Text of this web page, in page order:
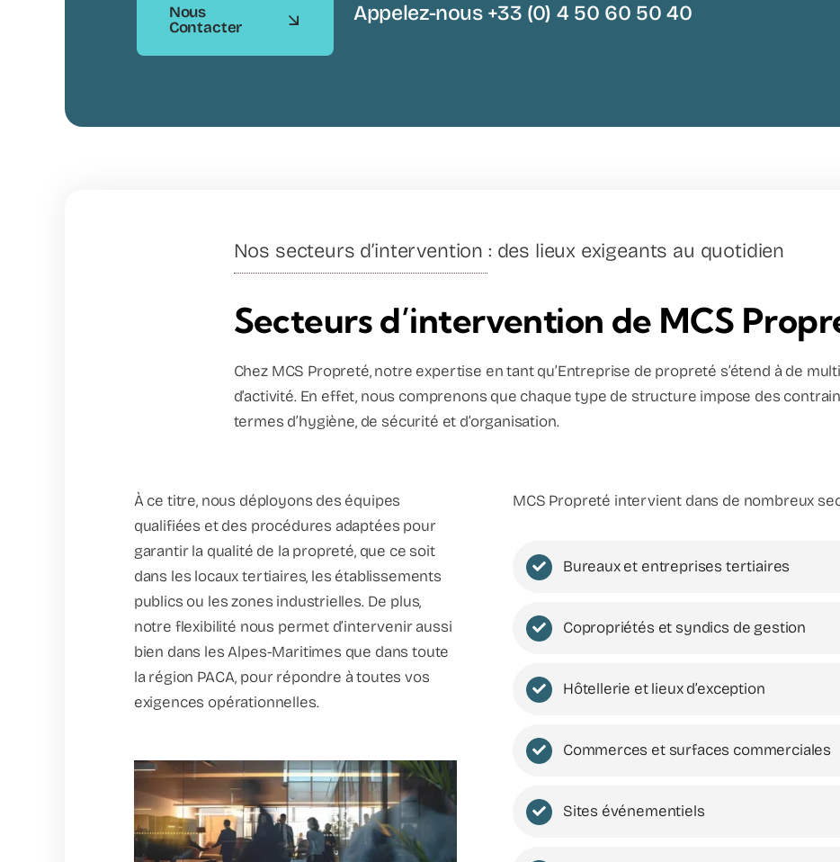
Nous
Contacter
Appelez-nous +33 (0) 4 50 60 50 40
Nos secteurs d’intervention : des lieux exigeants au quotidien
Secteurs d’intervention de MCS
Chez MCS Propreté, notre expertise en tant qu’Entreprise de propreté s’étend à de
d’activité. En effet, nous comprenons que chaque type de structure impose des
termes d’hygiène, de sécurité et d’organisation.
À ce titre, nous déployons des équipes
qualifiées et des procédures adaptées pour
garantir la qualité de la propreté, que ce soit
dans les locaux tertiaires, les établissements
publics ou les zones industrielles. De plus,
notre flexibilité nous permet d’intervenir aussi
bien dans les Alpes-Maritimes que dans toute
la région PACA, pour répondre à toutes vos
exigences opérationnelles.
MCS Propreté intervient dans de nombreux
Bureaux et entreprises tertiaires
Copropriétés et syndics de gestion
Hôtellerie et lieux d’exception
Commerces et surfaces commerciales
Sites événementiels